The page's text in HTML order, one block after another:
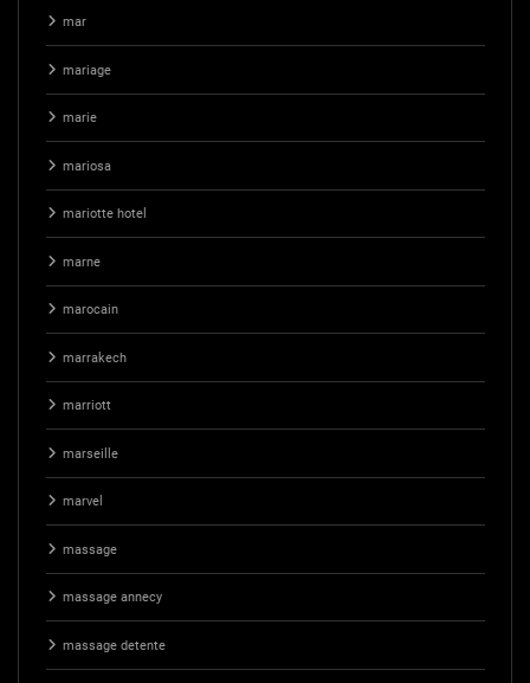
mar
mariage
marie
mariosa
mariotte hotel
marne
marocain
marrakech
marriott
marseille
marvel
massage
massage annecy
massage detente